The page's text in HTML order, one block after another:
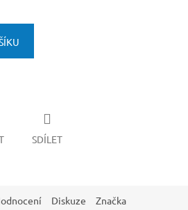
SDÍLET
Diskuze Značka